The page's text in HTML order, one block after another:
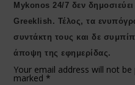
Μykonos 24/7 δεν
Greeklish. Τέλος, τα
συντάκτη τους και δε
άποψη της εφημερίδας.
Your email address will not be
marked *